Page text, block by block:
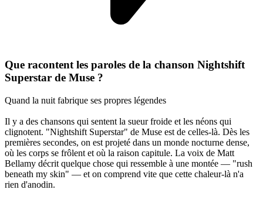
Que racontent les paroles de la chanson Nightshift
Superstar de Muse ?
Quand la nuit fabrique ses propres légendes
Il y a des chansons qui sentent la sueur froide et les néons qui
clignotent. "Nightshift Superstar" de Muse est de celles-là. Dès les
premières secondes, on est projeté dans un monde nocturne dense,
où les corps se frôlent et où la raison capitule. La voix de Matt
Bellamy décrit quelque chose qui ressemble à une montée — "rush
beneath my skin" — et on comprend vite que cette chaleur-là n'a
rien d'anodin.